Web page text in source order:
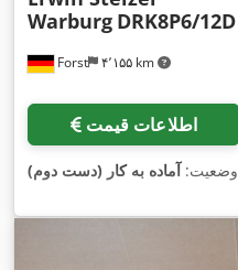
Forst ۴٬۱۵۵ km
Warburg DRK8P6/12D
اطلاعات قیمت
وضعیت:آماده به کار (دست دوم)